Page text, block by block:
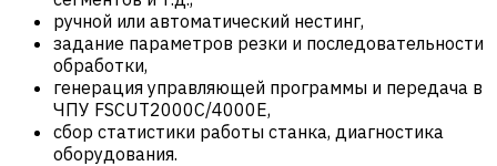
ручной или автоматический нестинг,
задание параметров резки и последовательности
обработки,
генерация управляющей программы и передача в
ЧПУ FSCUT2000С/4000E,
сбор статистики работы станка, диагностика
оборудования.